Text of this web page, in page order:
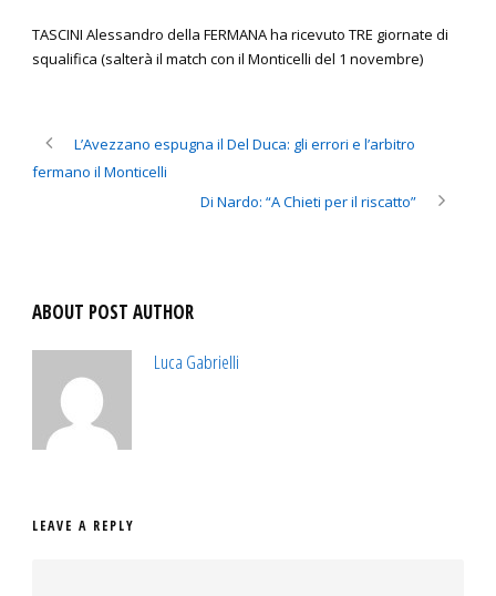
TASCINI Alessandro della FERMANA ha ricevuto TRE giornate di
squalifica (salterà il match con il Monticelli del 1 novembre)
L’Avezzano espugna il Del Duca: gli errori e l’arbitro
fermano il Monticelli
Di Nardo: “A Chieti per il riscatto”
ABOUT POST AUTHOR
Luca Gabrielli
LEAVE A REPLY